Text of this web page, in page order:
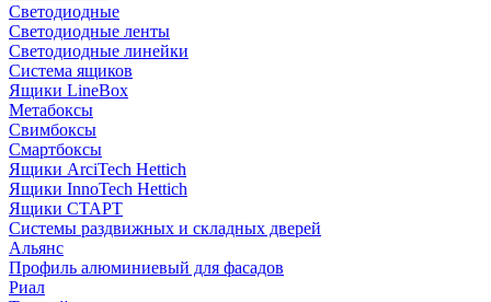
Светодиодные
Светодиодные ленты
Светодиодные линейки
Система ящиков
Ящики LineBox
Метабоксы
Свимбоксы
Смартбоксы
Ящики ArciTech Hettich
Ящики InnoTech Hettich
Ящики СТАРТ
Системы раздвижных и складных дверей
Альянс
Профиль алюминиевый для фасадов
Риал